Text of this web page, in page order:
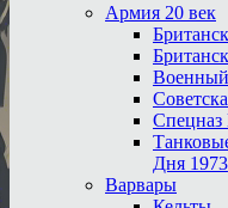
Армия 20 век
Дня 1973
Варвары